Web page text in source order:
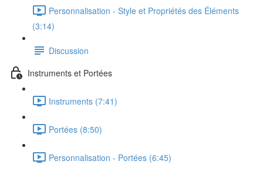
Personnalisation - Style et Propriétés des Éléments
(3:14)
Discussion
Instruments et Portées
Instruments (7:41)
Portées (8:50)
Personnalisation - Portées (6:45)